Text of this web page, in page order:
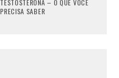
TESTOSTERONA – O QUE VOCÊ
PRECISA SABER